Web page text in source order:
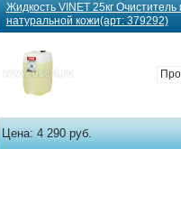
Жидкость VINET 25кг Очиститель
натуральной кожи(арт: 379292)
Цена:4 290 руб.